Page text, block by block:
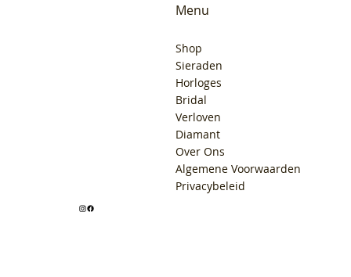
Menu
Shop
Sieraden
Horloges
Bridal
Verloven
Diamant
Over Ons
Algemene Voorwaarden
Privacybeleid